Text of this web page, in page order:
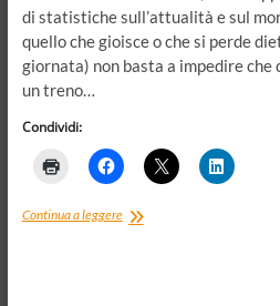
di statistiche sull’attualità e sul
quello che gioisce o che si perde
giornata) non basta a impedire che
un treno…
Condividi:
Continua a leggereGiocattoli